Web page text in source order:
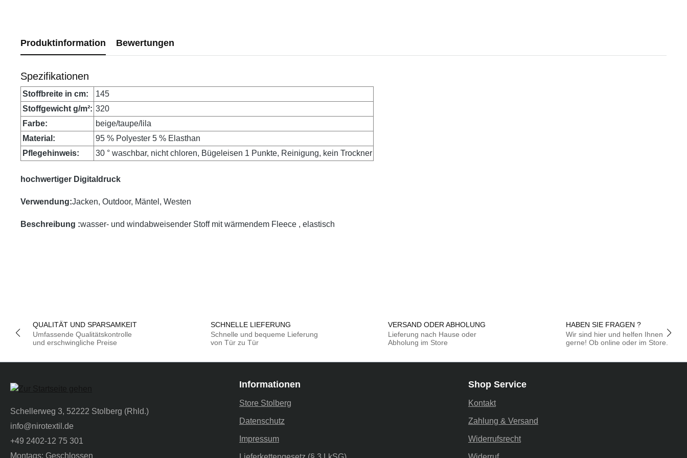
Produktinformation Bewertungen
Spezifikationen
Stoffbreite in cm:
145
Stoffgewicht g/m²: 320
Farbe:
beige/taupe/lila
Material:
95 % Polyester 5 % Elasthan
Pflegehinweis:
30 ° waschbar, nicht chloren, Bügeleisen 1 Punkte, Reinigung, kein Trockner
hochwertiger Digitaldruck
Verwendung:Jacken, Outdoor, Mäntel, Westen
Beschreibung :wasser- und windabweisender Stoff mit wärmendem Fleece , elastisch
QUALITÄT UND SPARSAMKEIT
Umfassende Qualitätskontrolle
und erschwingliche Preise
SCHNELLE LIEFERUNG
Schnelle und bequeme Lieferung
von Tür zu Tür
VERSAND ODER ABHOLUNG
Lieferung nach Hause oder
Abholung im Store
HABEN SIE FRAGEN ?
Wir sind hier und helfen Ihnen
gerne! Ob online oder im Store.
Schellerweg 3, 52222 Stolberg (Rhld.)
info@nirotextil.de
+49 2402-12 75 301
Montags: Geschlossen
Informationen
Store Stolberg
Datenschutz
Impressum
Shop Service
Kontakt
Zahlung & Versand
Widerrufsrecht